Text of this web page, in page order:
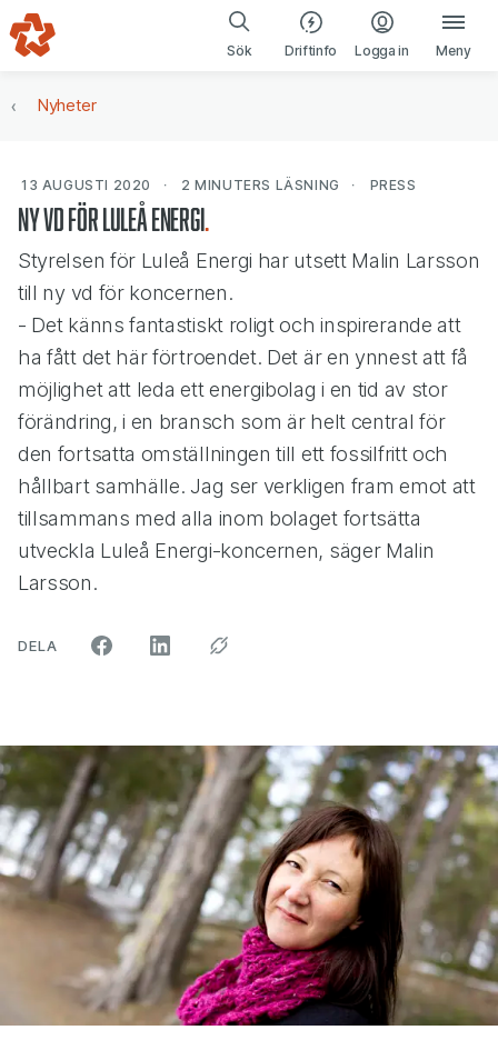
Gå till navigering
Gå till innehåll
Sök Driftinfo Logga in(öppnas i ny
Meny
Nyheter
13 AUGUSTI 2020 2 MINUTERS LÄSNING PRESS
Ny vd för Luleå Energi
Styrelsen för Luleå Energi har utsett Malin Larsson
till ny vd för koncernen.
- Det känns fantastiskt roligt och inspirerande att
ha fått det här förtroendet. Det är en ynnest att få
möjlighet att leda ett energibolag i en tid av stor
förändring, i en bransch som är helt central för
den fortsatta omställningen till ett fossilfritt och
hållbart samhälle. Jag ser verkligen fram emot att
tillsammans med alla inom bolaget fortsätta
utveckla Luleå Energi-koncernen, säger Malin
Larsson.
DELA ARTIKELN PÅ SOCIALA MEDIER"